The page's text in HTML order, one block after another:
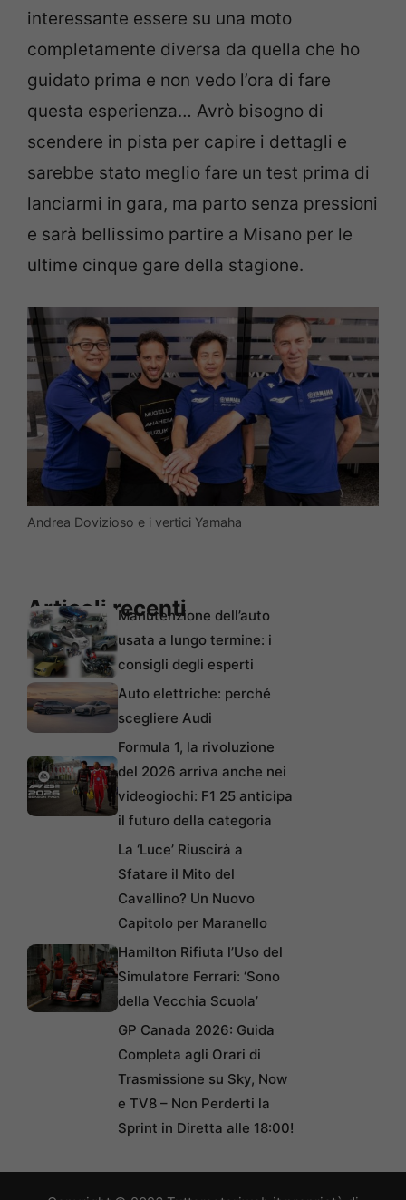
interessante essere su una moto
completamente diversa da quella che ho
guidato prima e non vedo l’ora di fare
questa esperienza… Avrò bisogno di
scendere in pista per capire i dettagli e
sarebbe stato meglio fare un test prima di
lanciarmi in gara, ma parto senza pressioni
e sarà bellissimo partire a Misano per le
ultime cinque gare della stagione.
Andrea Dovizioso e i vertici Yamaha
Articoli recentiManutenzione dell’auto
usata a lungo termine: i
consigli degli esperti
Auto elettriche: perché
scegliere Audi
Formula 1, la rivoluzione
del 2026 arriva anche nei
videogiochi: F1 25 anticipa
il futuro della categoria
La ‘Luce’ Riuscirà a
Sfatare il Mito del
Cavallino? Un Nuovo
Capitolo per Maranello
Hamilton Rifiuta l’Uso del
Simulatore Ferrari: ‘Sono
della Vecchia Scuola’
GP Canada 2026: Guida
Completa agli Orari di
Trasmissione su Sky, Now
e TV8 – Non Perderti la
Sprint in Diretta alle 18:00!